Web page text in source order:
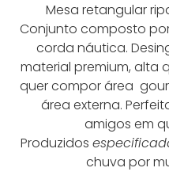
Mesa retangular
Conjunto composto
corda náutica.
material premium, alta
quer compor área
área externa.
amigos em
Produzidos
chuva por